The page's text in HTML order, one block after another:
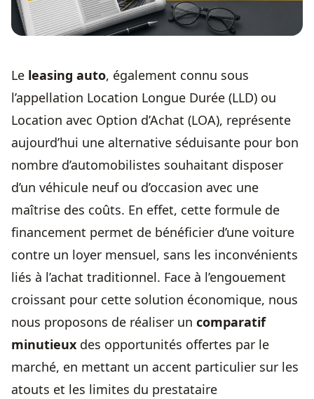
Le leasing auto, également connu sous
l’appellation Location Longue Durée (LLD) ou
Location avec Option d’Achat (LOA), représente
aujourd’hui une alternative séduisante pour bon
nombre d’automobilistes souhaitant disposer
d’un véhicule neuf ou d’occasion avec une
maîtrise des coûts. En effet, cette formule de
financement permet de bénéficier d’une voiture
contre un loyer mensuel, sans les inconvénients
liés à l’achat traditionnel. Face à l’engouement
croissant pour cette solution économique, nous
nous proposons de réaliser un comparatif
minutieux des opportunités offertes par le
marché, en mettant un accent particulier sur les
atouts et les limites du prestataire